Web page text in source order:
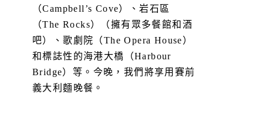
（Campbell’s Cove）、岩石區
（The Rocks）（擁有眾多餐館和酒
吧）、歌劇院（The Opera House）
和標誌性的海港大橋（Harbour
Bridge）等。今晚，我們將享用賽前
義大利麵晚餐。